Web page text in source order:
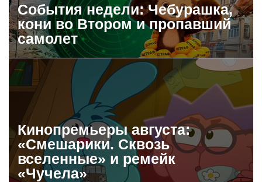
События недели: Чебурашка,
кони во Втором и пропавший
самолет
Кинопремьеры августа:
«Смешарики. Сквозь
вселенные» и ремейк
«Чучела»